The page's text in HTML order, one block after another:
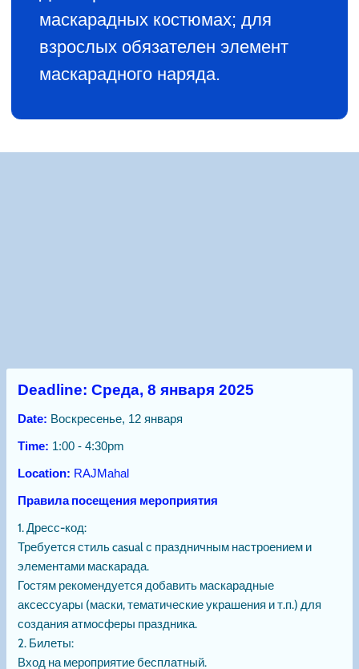
КОНТАКТЫ ДЛЯ ГОСТЕЙ:
Для посещения мероприятия,
пожалуйста, посетите сайт театра:
Телефон:+971 50 123 0735